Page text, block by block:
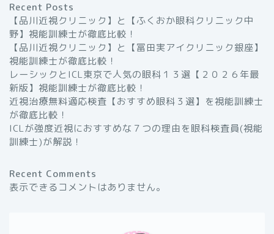
Recent Posts
【品川近視クリニック】と【ふくおか眼科クリニック中
野】視能訓練士が徹底比較！
【品川近視クリニック】と【冨田実アイクリニック銀座】
視能訓練士が徹底比較！
レーシックとICL東京で人気の眼科１３選【２０２６年最
新版】視能訓練士が徹底比較！
近視治療無料適応検査【おすすめ眼科３選】を視能訓練士
が徹底比較！
ICLが強度近視におすすめな７つの理由を眼科検査員(視能
訓練士)が解説！
Recent Comments
表示できるコメントはありません。